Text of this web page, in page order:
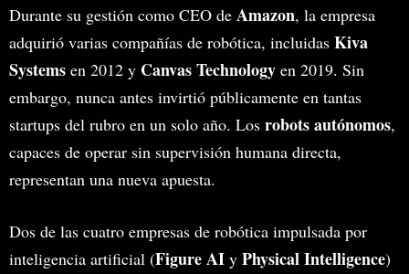
Durante su gestión como CEO de Amazon, la empresa
adquirió varias compañías de robótica, incluidas Kiva
Systems en 2012 y Canvas Technology en 2019. Sin
embargo, nunca antes invirtió públicamente en tantas
startups del rubro en un solo año. Los robots autónomos,
capaces de operar sin supervisión humana directa,
representan una nueva apuesta.
Dos de las cuatro empresas de robótica impulsada por
inteligencia artificial (Figure AI y Physical Intelligence)